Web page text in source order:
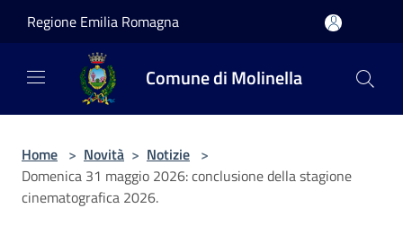
Regione Emilia Romagna
Comune di Molinella
Home > Novità > Notizie >
Domenica 31 maggio 2026: conclusione della stagione
cinematografica 2026.